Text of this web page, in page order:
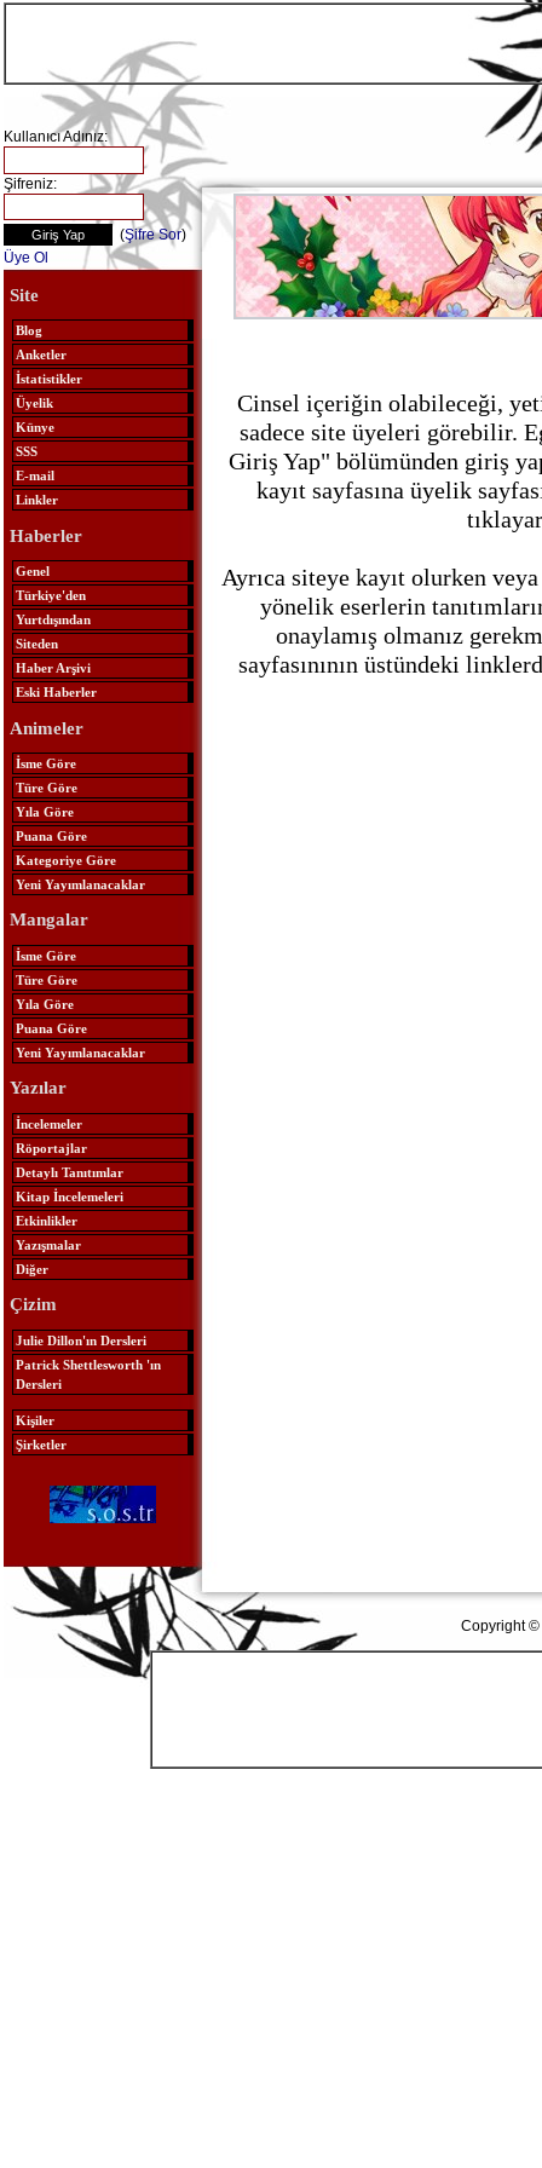
Kullanıcı Adınız:
Şifreniz:
(Şifre Sor)
Üye Ol
Site
Blog
Anketler
İstatistikler
Üyelik
Künye
SSS
E-mail
Linkler
Haberler
Genel
Türkiye'den
Yurtdışından
Siteden
Haber Arşivi
Eski Haberler
Animeler
İsme Göre
Türe Göre
Yıla Göre
Puana Göre
Kategoriye Göre
Yeni Yayımlanacaklar
Mangalar
İsme Göre
Türe Göre
Yıla Göre
Puana Göre
Yeni Yayımlanacaklar
Yazılar
İncelemeler
Röportajlar
Detaylı Tanıtımlar
Kitap İncelemeleri
Etkinlikler
Yazışmalar
Diğer
Çizim
Julie Dillon'ın Dersleri
Patrick Shettlesworth 'ın
Dersleri
Kişiler
Şirketler
Cinsel içeriğin olabileceği,
sadece site üyeleri görebilir.
Giriş Yap" bölümünden giriş
kayıt sayfasına üyelik
Ayrıca siteye kayıt olurken
yönelik eserlerin
onaylamış olmanız
sayfasınının üstündeki
Copyright ©